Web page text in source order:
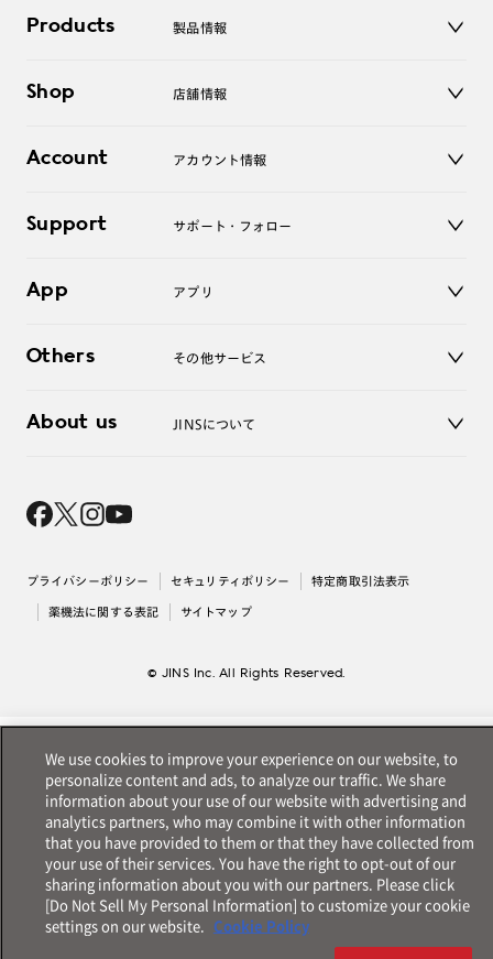
Products 製品情報
サングラス
コンタクトレンズ
アクセサリー
Shop 店舗情報
オンラインショップ
Account アカウント情報
ログアウト
Support サポート・フォロー
よくあるご質問
お問い合わせ
App アプリ
Others その他サービス
レンズ交換
About us JINSについて
採用情報
出店について
プライバシーポリシー セキュリティポリシー 特定商取引法表示
薬機法に関する表記 サイトマップ
© JINS Inc. All Rights Reserved.
We use cookies to improve your experience on our website, to
personalize content and ads, to analyze our traffic. We share
information about your use of our website with advertising and
analytics partners, who may combine it with other information
that you have provided to them or that they have collected from
your use of their services. You have the right to opt-out of our
sharing information about you with our partners. Please click
[Do Not Sell My Personal Information] to customize your cookie
settings on our website. Cookie Policy